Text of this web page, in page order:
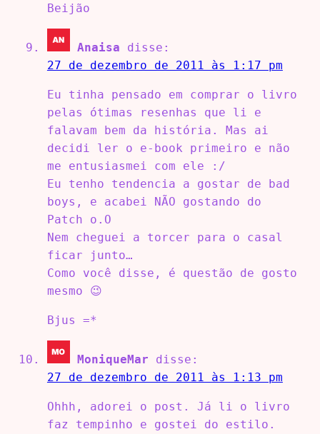
Beijão
Anaisa
disse:
27 de dezembro de 2011 às 1:17 pm
Eu tinha pensado em comprar o livro
pelas ótimas resenhas que li e
falavam bem da história. Mas ai
decidi ler o e-book primeiro e não
me entusiasmei com ele :/
Eu tenho tendencia a gostar de bad
boys, e acabei NÃO gostando do
Patch o.O
Nem cheguei a torcer para o casal
ficar junto…
Como você disse, é questão de gosto
mesmo 😉
Bjus =*
MoniqueMar
disse:
27 de dezembro de 2011 às 1:13 pm
Ohhh, adorei o post. Já li o livro
faz tempinho e gostei do estilo.